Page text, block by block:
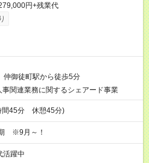
円+残業代
仲御徒町駅から徒歩5分
事関連業務に関するシェアード事業
間45分 休憩45分)
※9月～！
活躍中